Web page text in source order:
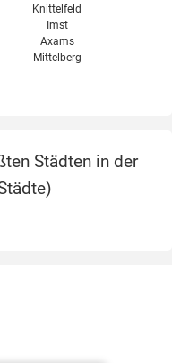
Knittelfeld
Imst
Axams
Mittelberg
Städten in der
)